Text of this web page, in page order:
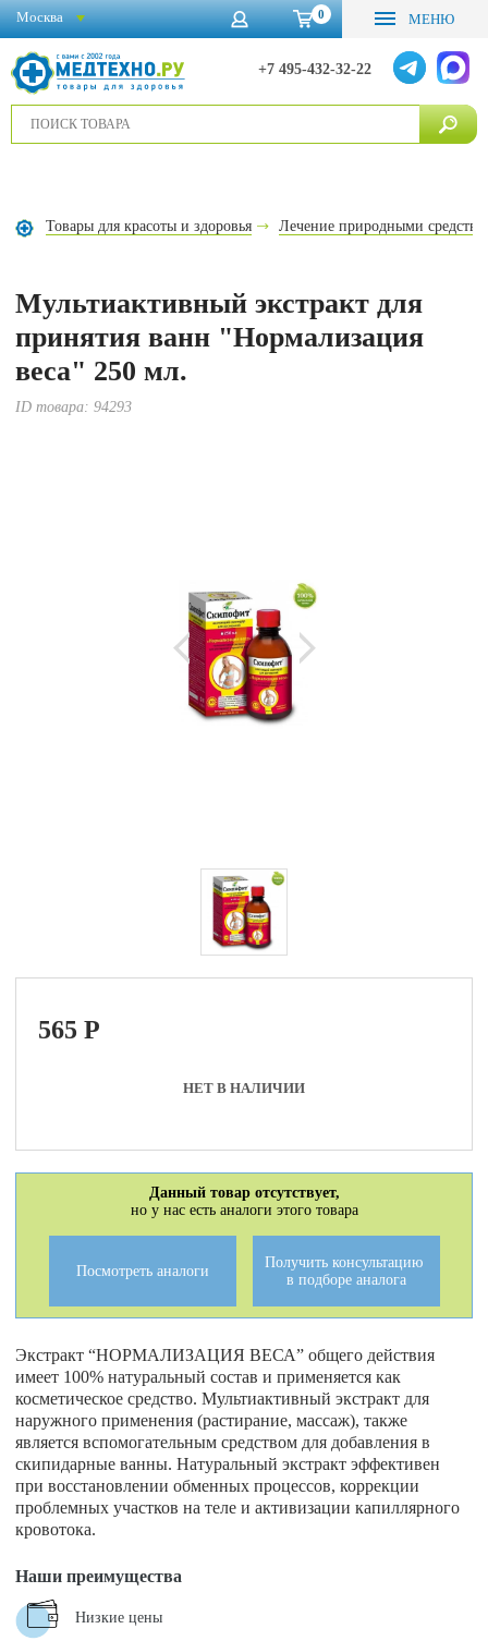
0 МЕНЮ
+7 495-432-32-22
Москва
Товары для красоты и здоровья Лечение природными
Мультиактивный экстракт для
принятия ванн "Нормализация
веса" 250 мл.
ID товара:94293
565P
НЕТ В НАЛИЧИИ
Данный товар отсутствует,
но у нас есть аналоги этого товара
Посмотреть аналоги
Получить консультацию
в подборе аналога
Экстракт “НОРМАЛИЗАЦИЯ ВЕСА” общего действия
имеет 100% натуральный состав и применяется как
косметическое средство. Мультиактивный экстракт для
наружного применения (растирание, массаж), также
является вспомогательным средством для добавления в
скипидарные ванны. Натуральный экстракт эффективен
при восстановлении обменных процессов, коррекции
проблемных участков на теле и активизации капиллярного
кровотока.
Наши преимущества
Низкие цены